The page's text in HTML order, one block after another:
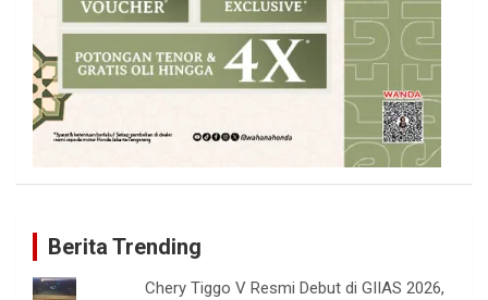
Berita Trending
Chery Tiggo V Resmi Debut di GIIAS 2026,